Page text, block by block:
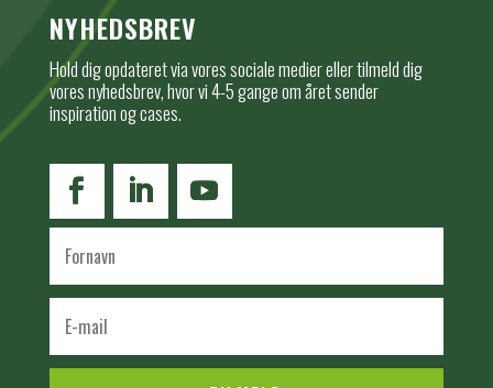
NYHEDSBREV
Hold dig opdateret via vores sociale medier eller tilmeld dig
vores nyhedsbrev, hvor vi 4-5 gange om året sender
inspiration og cases.